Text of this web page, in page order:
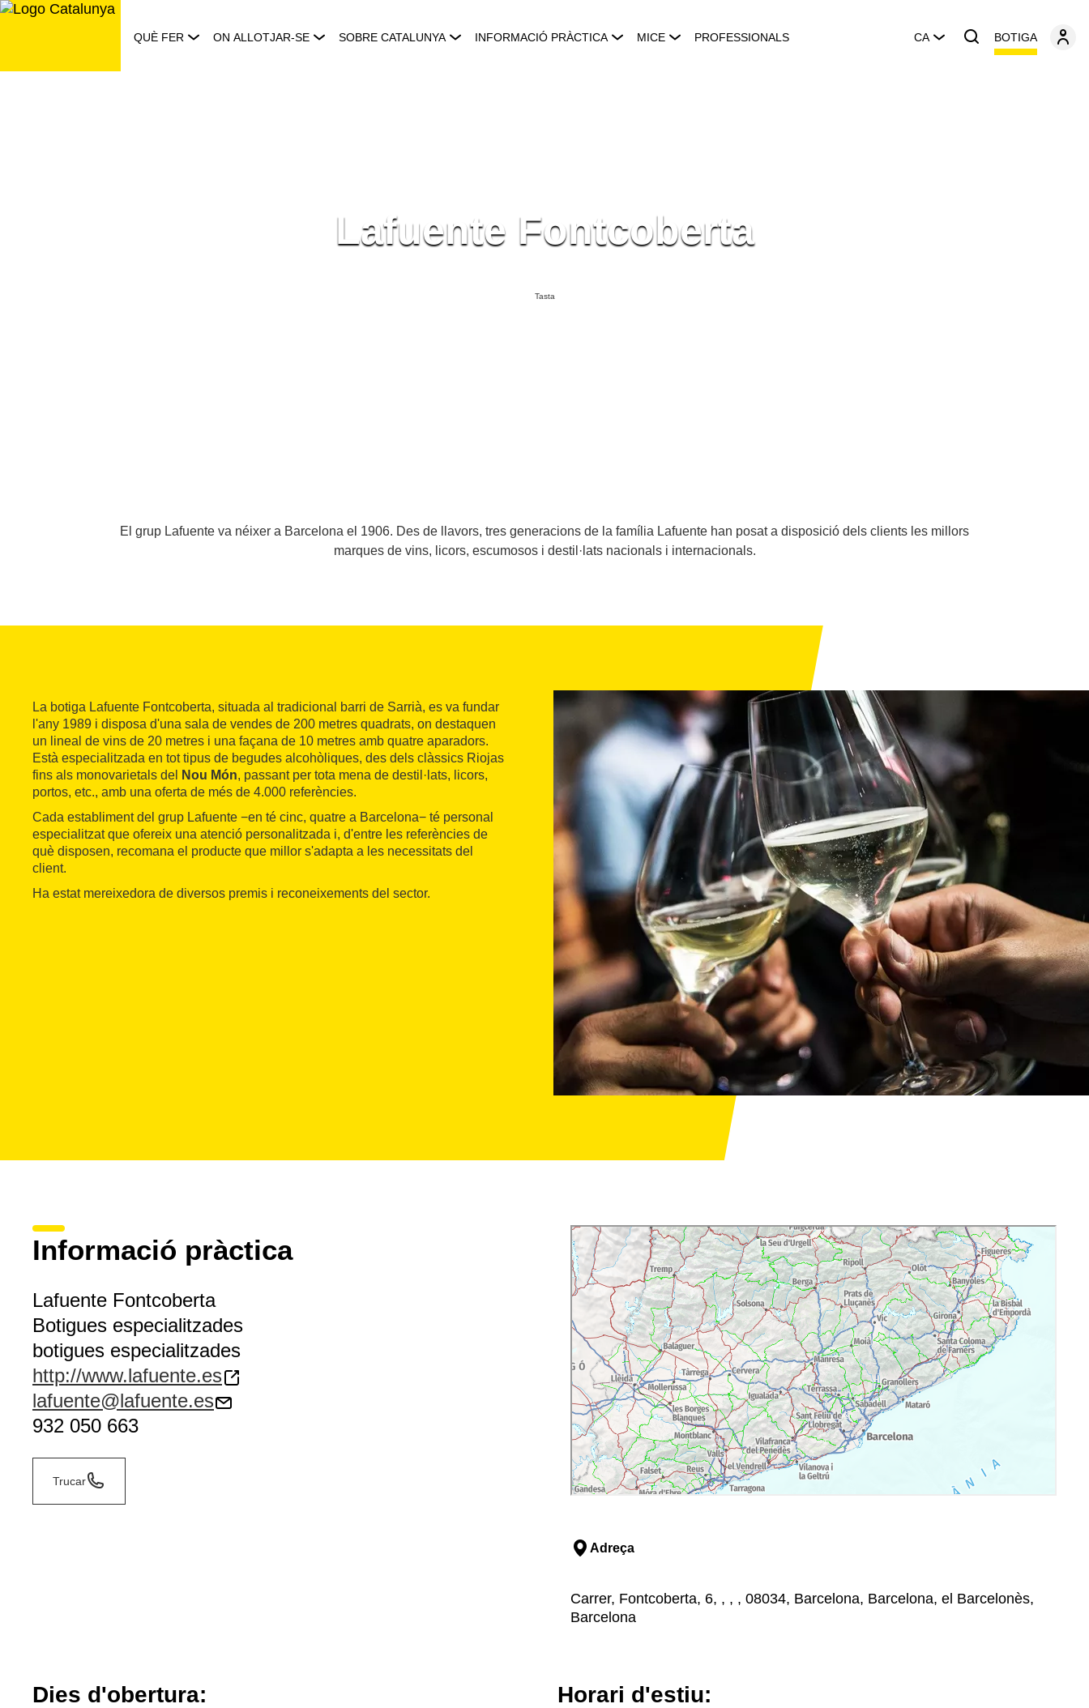
Saltar
QUÈ FER ON ALLOTJAR-SE SOBRE CATALUNYA INFORMACIÓ PRÀCTICA MICE PROFESSIONALS CA BOTIGA
Lafuente Fontcoberta
Tasta
El grup Lafuente va néixer a Barcelona el 1906. Des de llavors, tres generacions de la família Lafuente han posat a disposició dels clients les millors
marques de vins, licors, escumosos i destil·lats nacionals i internacionals.
La botiga Lafuente Fontcoberta, situada al tradicional barri de Sarrià, es va fundar
l'any 1989 i disposa d'una sala de vendes de 200 metres quadrats, on destaquen
un lineal de vins de 20 metres i una façana de 10 metres amb quatre aparadors.
Està especialitzada en tot tipus de begudes alcohòliques, des dels clàssics Riojas
fins als monovarietals del
Nou Món, passant per tota mena de destil·lats, licors,
portos, etc., amb una oferta de més de 4.000 referències.
Cada establiment del grup Lafuente −en té cinc, quatre a Barcelona− té personal
especialitzat que ofereix una atenció personalitzada i, d'entre les referències de
què disposen, recomana el producte que millor s'adapta a les necessitats del
client.
Ha estat mereixedora de diversos premis i reconeixements del sector.
Informació pràctica
Lafuente Fontcoberta
Botigues especialitzades
botigues especialitzades
http://www.lafuente.es
lafuente@lafuente.es
932 050 663
Trucar
Adreça
Carrer, Fontcoberta, 6, , , , 08034, Barcelona, Barcelona, el Barcelonès,
Barcelona
Dies d'obertura: Horari d'estiu: